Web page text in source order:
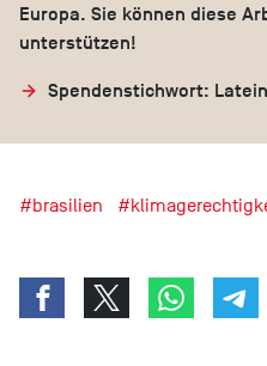
Europa. Sie können diese
unterstützen!
Spendenstichwort:
#brasilien